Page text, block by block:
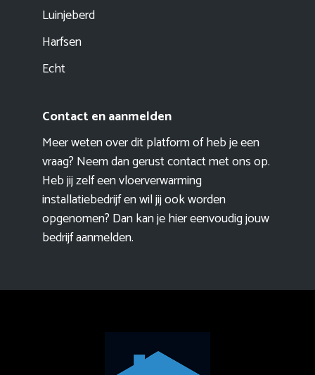
Luinjeberd
Harfsen
Echt
Contact en aanmelden
Meer weten over dit platform of heb je een
vraag? Neem dan gerust contact met ons op.
Heb jij zelf een vloerverwarming
installatiebedrijf en wil jij ook worden
opgenomen? Dan kan je hier eenvoudigjouw
bedrijf aanmelden.